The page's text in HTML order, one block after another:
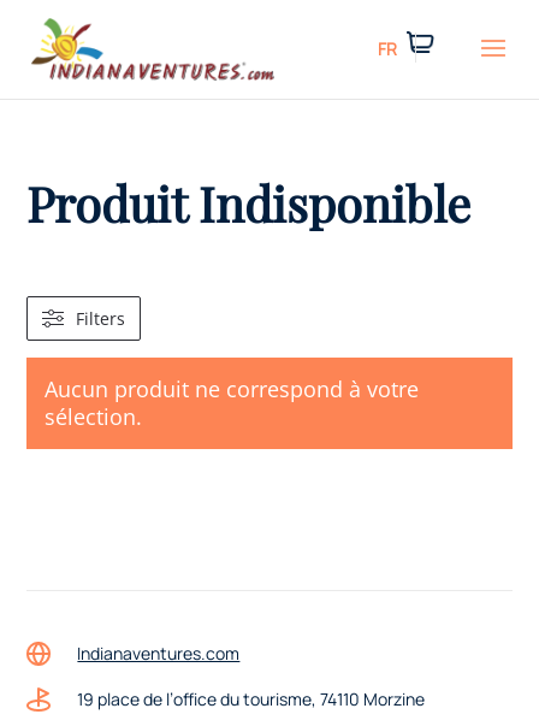
FR
Produit Indisponible
Filters
Aucun produit ne correspond à votre
sélection.
Indianaventures.com
19 place de l’office du tourisme, 74110 Morzine